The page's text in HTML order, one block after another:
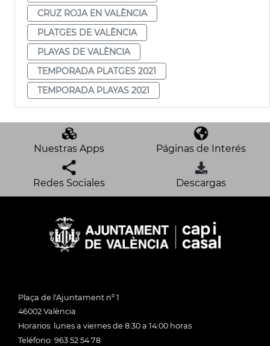
CRUZ ROJA EN VALÈNCIA
PLATGES DE VALÈNCIA
PLAYAS DE VALÈNCIA
TEMPORADA PLATGES 2021
TEMPORADA PLAYAS 2021
Nuestras Apps Páginas de Interés
Redes Sociales Descargas
Plaça de l'Ajuntament nº 1
46002 València
Horarios: lunes a viernes de 8:30 a 14:00 horas
Teléfono: 963 52 54 78